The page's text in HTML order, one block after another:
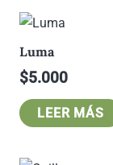
Luma
$5.000
LEER MÁS